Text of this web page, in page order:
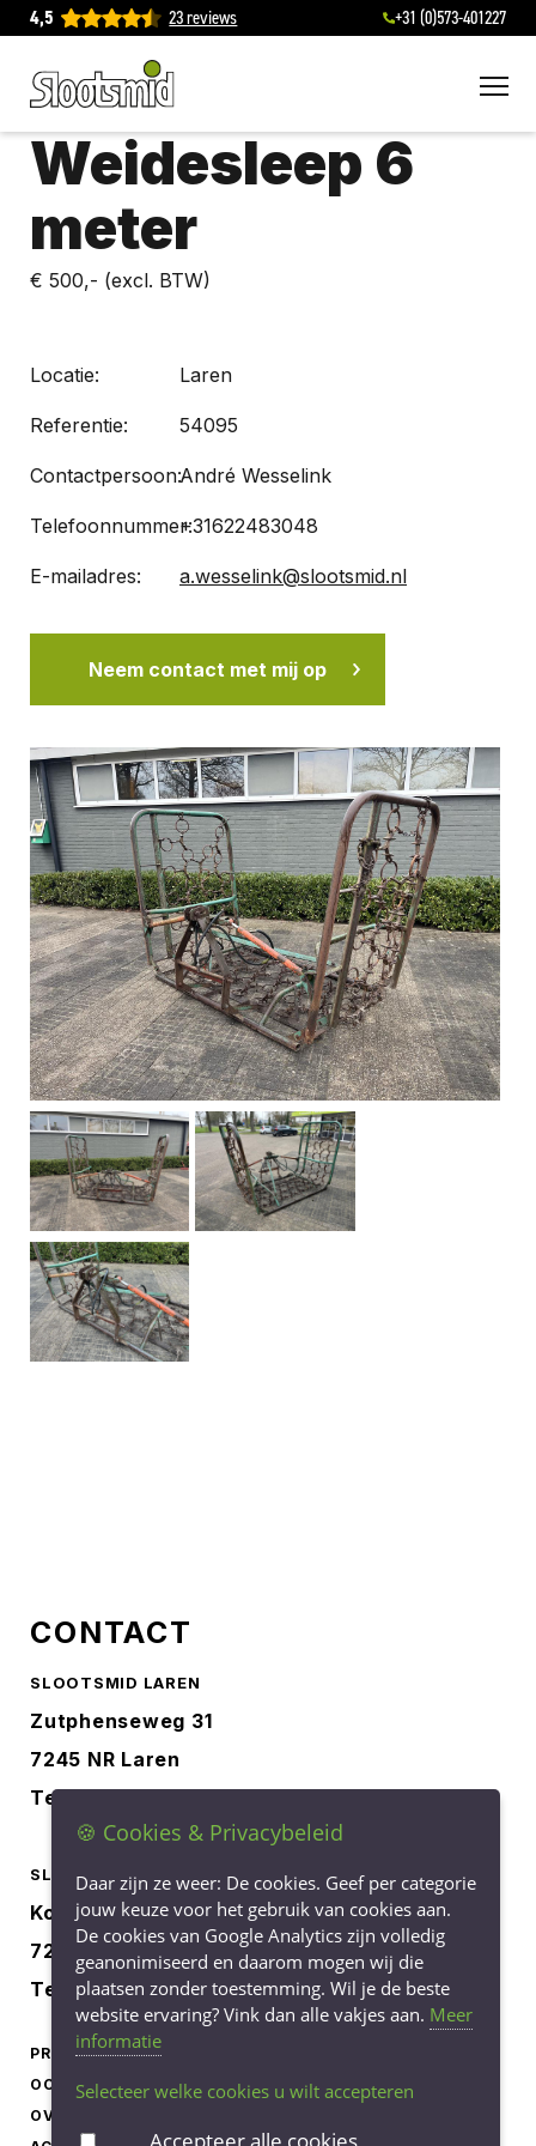
4,5 23 reviews +31 (0)573-401227
Weidesleep 6
meter
€ 500,- (excl. BTW)
Locatie: Laren
Referentie: 54095
Contactpersoon:André Wesselink
Telefoonnummer:+31622483048
E-mailadres: a.wesselink@slootsmid.nl
Neem contact met mij op
CONTACT
SLOOTSMID LAREN
Zutphenseweg 31
7245 NR Laren
Tel.
SLOOTSMID BORCULO
Korenbree 40a
7271 LH Borculo
Tel. 0545-745040
PRODUCTEN
OCCASIONS
OVER ONS
PRIVACY STATEMENT
🍪 Cookies & Privacybeleid
Daar zijn ze weer: De cookies. Geef per categorie
jouw keuze voor het gebruik van cookies aan.
De cookies van Google Analytics zijn volledig
geanonimiseerd en daarom mogen wij die
plaatsen zonder toestemming. Wil je de beste
website ervaring? Vink dan alle vakjes aan. Meer
informatie
Selecteer welke cookies u wilt accepteren